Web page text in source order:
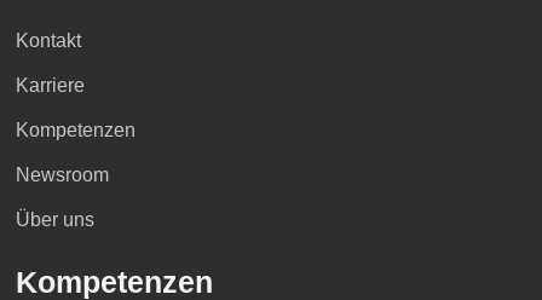
Kontakt
Karriere
Kompetenzen
Newsroom
Über uns
Kompetenzen